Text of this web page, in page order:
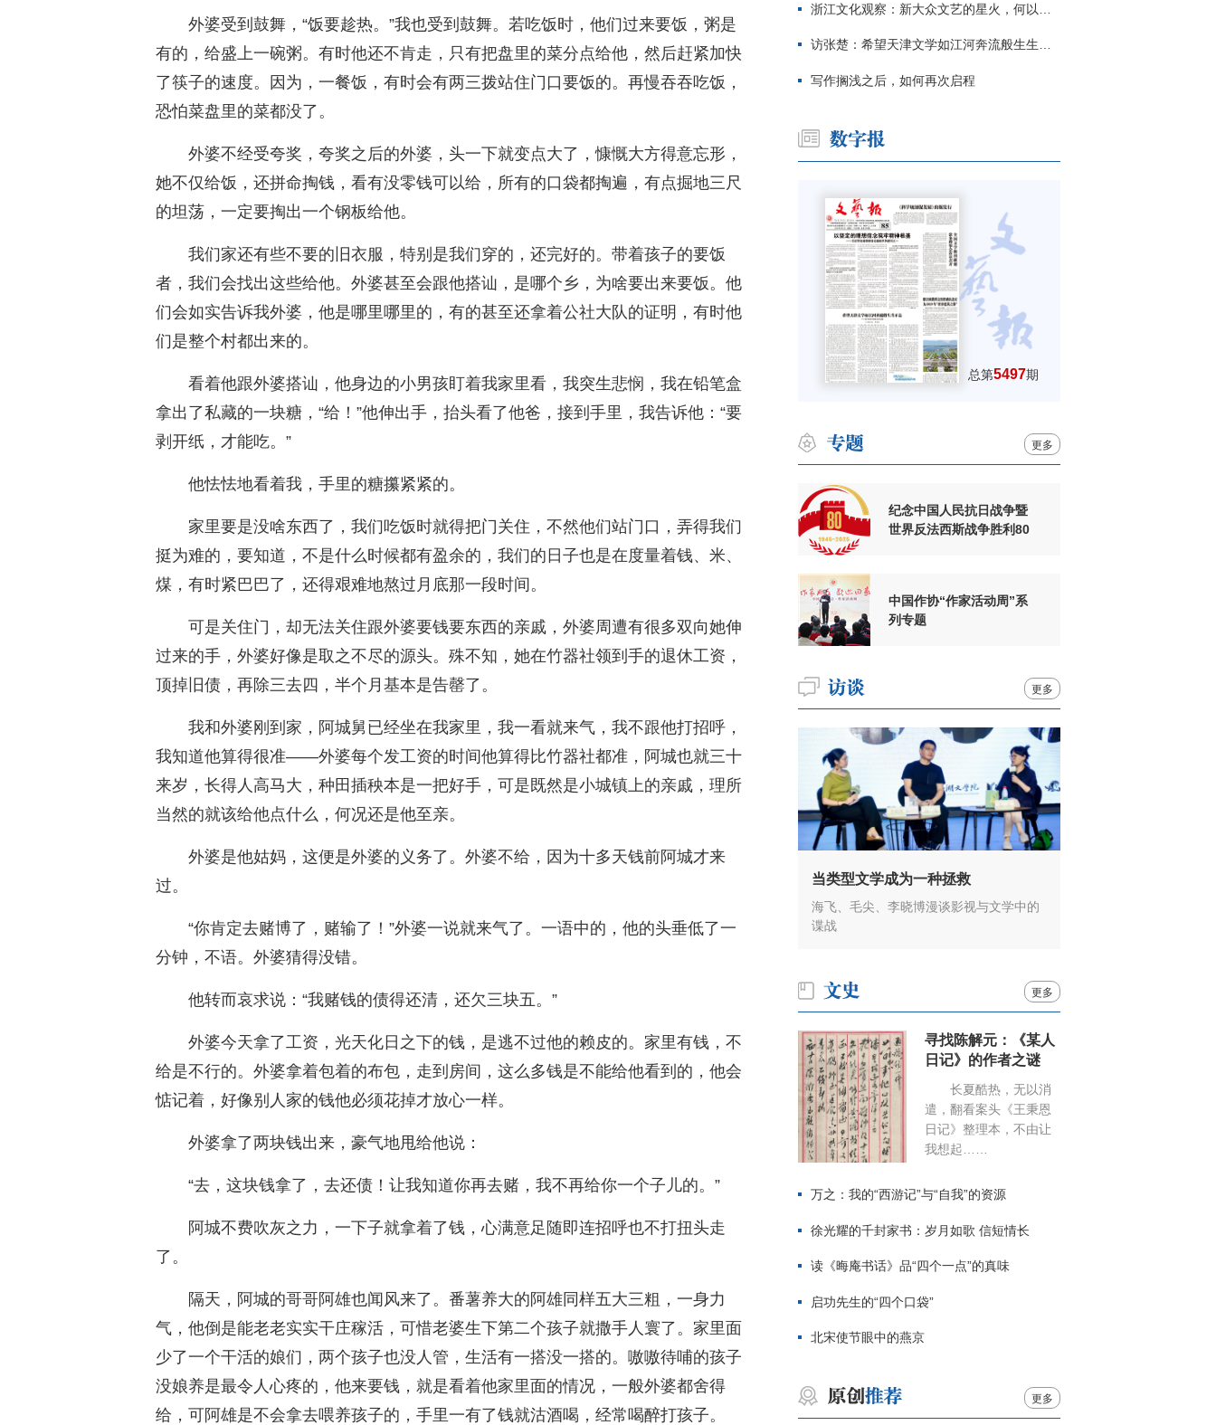
外婆受到鼓舞，“饭要趁热。”我也受到鼓舞。若吃饭时，他们过来要饭，粥是
有的，给盛上一碗粥。有时他还不肯走，只有把盘里的菜分点给他，然后赶紧加快
了筷子的速度。因为，一餐饭，有时会有两三拨站住门口要饭的。再慢吞吞吃饭，
恐怕菜盘里的菜都没了。
外婆不经受夸奖，夸奖之后的外婆，头一下就变点大了，慷慨大方得意忘形，
她不仅给饭，还拼命掏钱，看有没零钱可以给，所有的口袋都掏遍，有点掘地三尺
的坦荡，一定要掏出一个钢板给他。
我们家还有些不要的旧衣服，特别是我们穿的，还完好的。带着孩子的要饭
者，我们会找出这些给他。外婆甚至会跟他搭讪，是哪个乡，为啥要出来要饭。他
们会如实告诉我外婆，他是哪里哪里的，有的甚至还拿着公社大队的证明，有时他
们是整个村都出来的。
看着他跟外婆搭讪，他身边的小男孩盯着我家里看，我突生悲悯，我在铅笔盒
拿出了私藏的一块糖，“给！”他伸出手，抬头看了他爸，接到手里，我告诉他：“要
剥开纸，才能吃。”
他怯怯地看着我，手里的糖攥紧紧的。
家里要是没啥东西了，我们吃饭时就得把门关住，不然他们站门口，弄得我们
挺为难的，要知道，不是什么时候都有盈余的，我们的日子也是在度量着钱、米、
煤，有时紧巴巴了，还得艰难地熬过月底那一段时间。
可是关住门，却无法关住跟外婆要钱要东西的亲戚，外婆周遭有很多双向她伸
过来的手，外婆好像是取之不尽的源头。殊不知，她在竹器社领到手的退休工资，
顶掉旧债，再除三去四，半个月基本是告罄了。
我和外婆刚到家，阿城舅已经坐在我家里，我一看就来气，我不跟他打招呼，
我知道他算得很准——外婆每个发工资的时间他算得比竹器社都准，阿城也就三十
来岁，长得人高马大，种田插秧本是一把好手，可是既然是小城镇上的亲戚，理所
当然的就该给他点什么，何况还是他至亲。
外婆是他姑妈，这便是外婆的义务了。外婆不给，因为十多天钱前阿城才来
过。
“你肯定去赌博了，赌输了！”外婆一说就来气了。一语中的，他的头垂低了一
分钟，不语。外婆猜得没错。
他转而哀求说：“我赌钱的债得还清，还欠三块五。”
外婆今天拿了工资，光天化日之下的钱，是逃不过他的赖皮的。家里有钱，不
给是不行的。外婆拿着包着的布包，走到房间，这么多钱是不能给他看到的，他会
惦记着，好像别人家的钱他必须花掉才放心一样。
外婆拿了两块钱出来，豪气地甩给他说：
“去，这块钱拿了，去还债！让我知道你再去赌，我不再给你一个子儿的。”
阿城不费吹灰之力，一下子就拿着了钱，心满意足随即连招呼也不打扭头走
了。
隔天，阿城的哥哥阿雄也闻风来了。番薯养大的阿雄同样五大三粗，一身力
气，他倒是能老老实实干庄稼活，可惜老婆生下第二个孩子就撒手人寰了。家里面
少了一个干活的娘们，两个孩子也没人管，生活有一搭没一搭的。嗷嗷待哺的孩子
没娘养是最令人心疼的，他来要钱，就是看着他家里面的情况，一般外婆都舍得
给，可阿雄是不会拿去喂养孩子的，手里一有了钱就沽酒喝，经常喝醉打孩子。
浙江文化观察：新大众文艺的星火，何以燎原？
访张楚：希望天津文学如江河奔流般生生不息
写作搁浅之后，如何再次启程
总第5497期
更多
纪念中国人民抗日战争暨
世界反法西斯战争胜利80
中国作协“作家活动周”系
列专题
更多
当类型文学成为一种拯救
海飞、毛尖、李晓博漫谈影视与文学中的
谍战
更多
寻找陈解元：《某人
日记》的作者之谜
长夏酷热，无以消
遣，翻看案头《王秉恩
日记》整理本，不由让
我想起……
万之：我的“西游记”与“自我”的资源
徐光耀的千封家书：岁月如歌 信短情长
读《晦庵书话》品“四个一点”的真味
启功先生的“四个口袋”
北宋使节眼中的燕京
更多